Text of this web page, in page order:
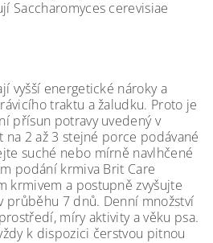
Saccharomyces cerevisiae
vyšší energetické nároky a
traktu a žaludku. Proto je
přísun potravy uvedený v
2 až 3 stejné porce podávané
suché nebo mírně navlhčené
podání krmiva Brit Care
krmivem a postupně zvyšujte
průběhu 7 dnů. Denní množství
míry aktivity a věku psa.
k dispozici čerstvou pitnou